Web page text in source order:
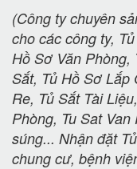
(Công ty chuyên
cho các công ty,
Hồ Sơ Văn Phòng,
Sắt, Tủ Hồ Sơ Lắp
Re, Tủ Sắt Tài
Phòng, Tu Sat
súng... Nhận đặt
chung cư, bệnh